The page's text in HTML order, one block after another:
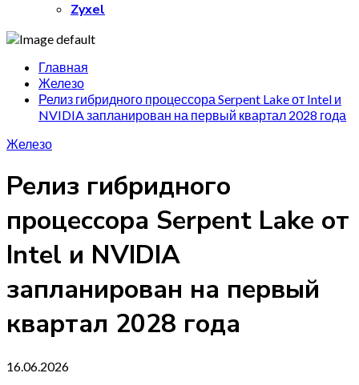
Zyxel
Главная
Железо
Релиз гибридного процессора Serpent Lake от Intel и
NVIDIA запланирован на первый квартал 2028 года
Железо
Релиз гибридного
процессора Serpent Lake от
Intel и NVIDIA
запланирован на первый
квартал 2028 года
16.06.2026